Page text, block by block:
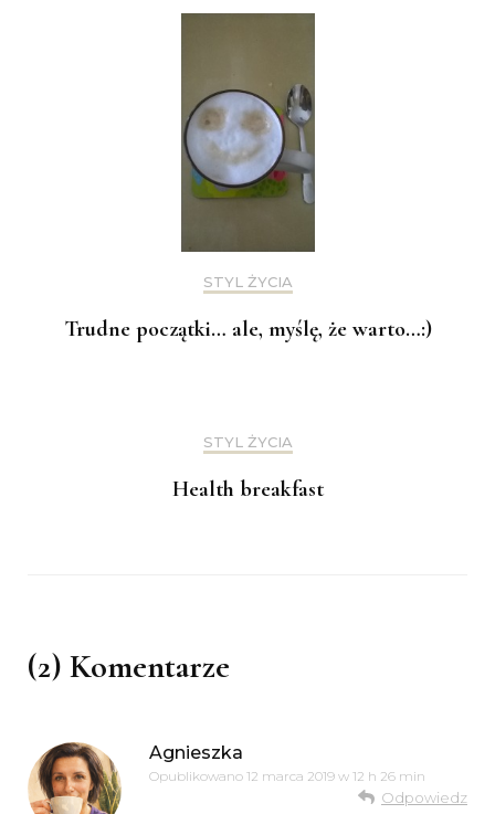
STYL ŻYCIA
Trudne początki… ale, myślę, że warto…:)
STYL ŻYCIA
Health breakfast
(2) Komentarze
Agnieszka
Opublikowano 12 marca 2019 w 12 h 26 min
Odpowiedz